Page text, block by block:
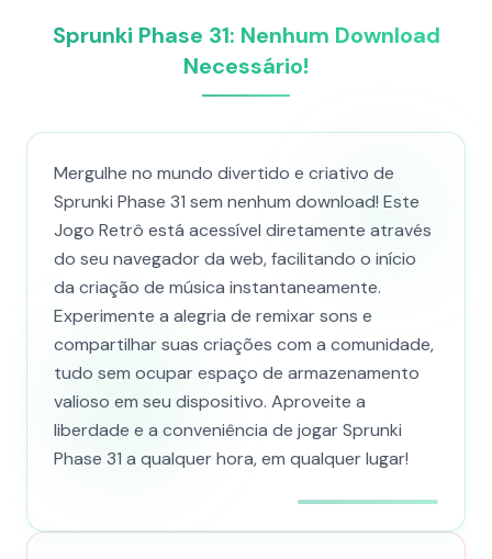
Sprunki Phase 31: Nenhum Download
Necessário!
Mergulhe no mundo divertido e criativo de
Sprunki Phase 31 sem nenhum download! Este
Jogo Retrô está acessível diretamente através
do seu navegador da web, facilitando o início
da criação de música instantaneamente.
Experimente a alegria de remixar sons e
compartilhar suas criações com a comunidade,
tudo sem ocupar espaço de armazenamento
valioso em seu dispositivo. Aproveite a
liberdade e a conveniência de jogar Sprunki
Phase 31 a qualquer hora, em qualquer lugar!